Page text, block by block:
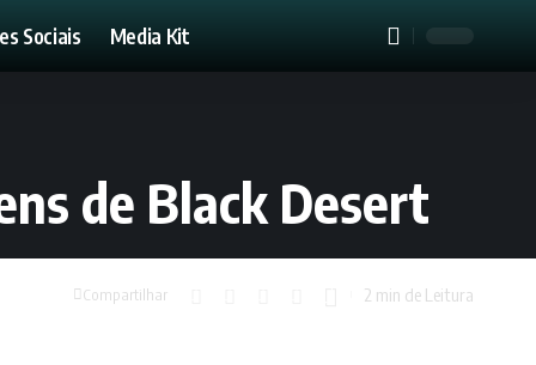
Sociais Media Kit
de Black Desert
Compartilhar 2 min de Leitura